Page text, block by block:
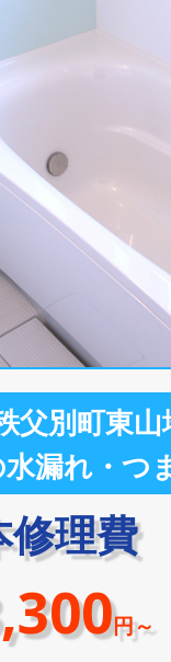
父別町東
漏れ・つ
修理費
円～